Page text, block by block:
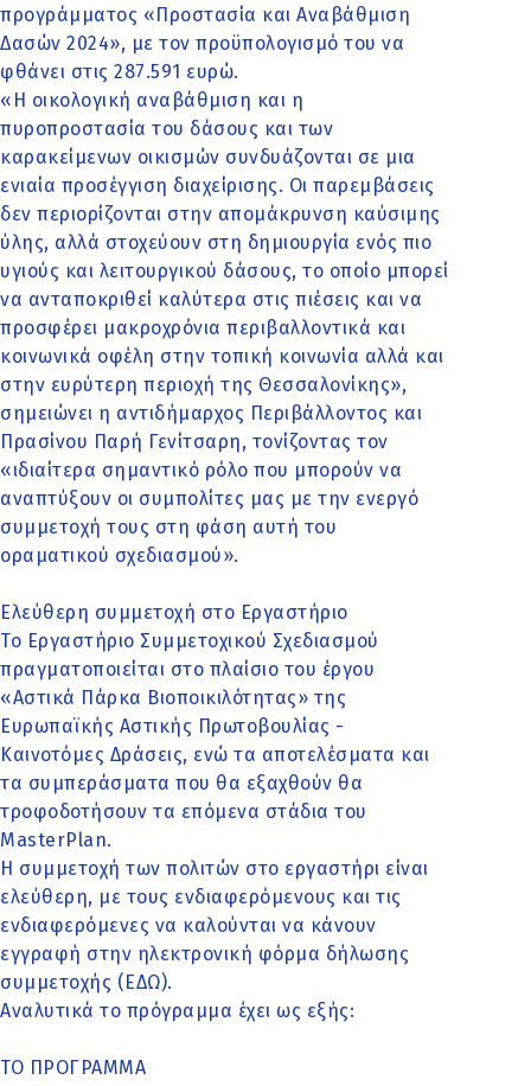
προγράμματος «Προστασία και Αναβάθμιση
Δασών 2024», με τον προϋπολογισμό του να
φθάνει στις 287.591 ευρώ.
«Η οικολογική αναβάθμιση και η
πυροπροστασία του δάσους και των
καρακείμενων οικισμών συνδυάζονται σε μια
ενιαία προσέγγιση διαχείρισης. Οι παρεμβάσεις
δεν περιορίζονται στην απομάκρυνση καύσιμης
ύλης, αλλά στοχεύουν στη δημιουργία ενός πιο
υγιούς και λειτουργικού δάσους, το οποίο μπορεί
να ανταποκριθεί καλύτερα στις πιέσεις και να
προσφέρει μακροχρόνια περιβαλλοντικά και
κοινωνικά οφέλη στην τοπική κοινωνία αλλά και
στην ευρύτερη περιοχή της Θεσσαλονίκης»,
σημειώνει η αντιδήμαρχος Περιβάλλοντος και
Πρασίνου Παρή Γενίτσαρη, τονίζοντας τον
«ιδιαίτερα σημαντικό ρόλο που μπορούν να
αναπτύξουν οι συμπολίτες μας με την ενεργό
συμμετοχή τους στη φάση αυτή του
οραματικού σχεδιασμού».
Ελεύθερη συμμετοχή στο Εργαστήριο
Το Εργαστήριο Συμμετοχικού Σχεδιασμού
πραγματοποιείται στο πλαίσιο του έργου
«Αστικά Πάρκα Βιοποικιλότητας» της
Ευρωπαϊκής Αστικής Πρωτοβουλίας -
Καινοτόμες Δράσεις, ενώ τα αποτελέσματα και
τα συμπεράσματα που θα εξαχθούν θα
τροφοδοτήσουν τα επόμενα στάδια του
MasterPlan.
Η συμμετοχή των πολιτών στο εργαστήρι είναι
ελεύθερη, με τους ενδιαφερόμενους και τις
ενδιαφερόμενες να καλούνται να κάνουν
εγγραφή στην ηλεκτρονική φόρμα δήλωσης
συμμετοχής (ΕΔΩ).
Αναλυτικά το πρόγραμμα έχει ως εξής:
ΤΟ ΠΡΟΓΡΑΜΜΑ